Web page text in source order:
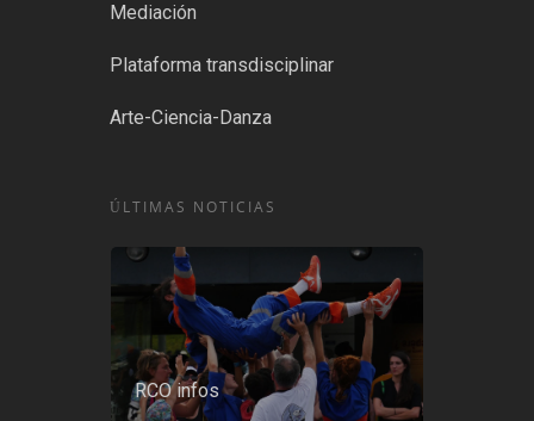
Mediación
Plataforma transdisciplinar
Arte-Ciencia-Danza
ÚLTIMAS NOTICIAS
RCO infos